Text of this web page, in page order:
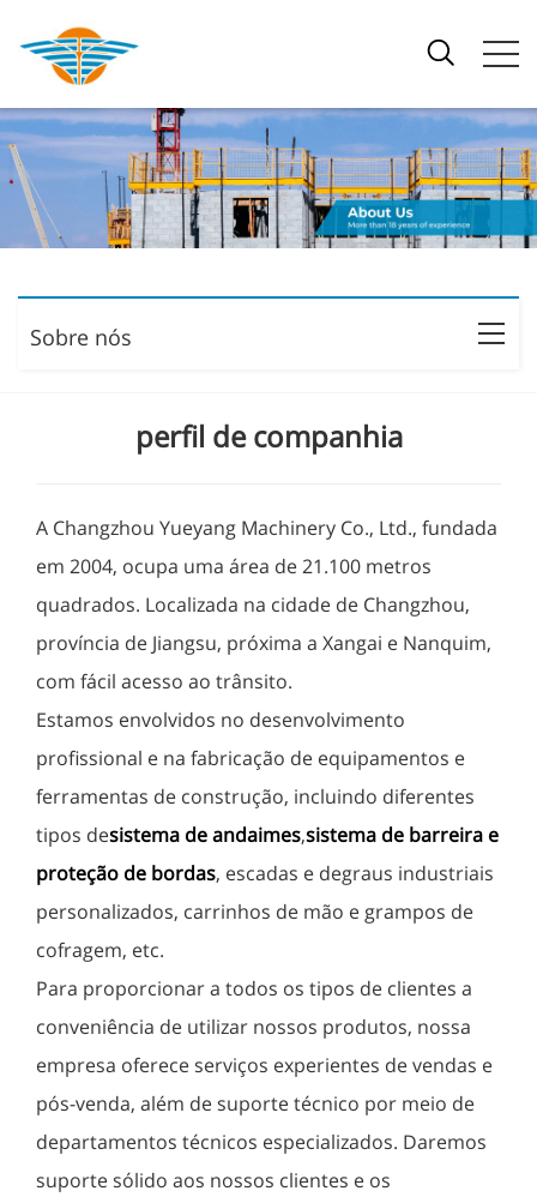
Sobre nós
perfil de companhia
A Changzhou Yueyang Machinery Co., Ltd., fundada
em 2004, ocupa uma área de 21.100 metros
quadrados. Localizada na cidade de Changzhou,
província de Jiangsu, próxima a Xangai e Nanquim,
com fácil acesso ao trânsito.
Estamos envolvidos no desenvolvimento
profissional e na fabricação de equipamentos e
ferramentas de construção, incluindo diferentes
tipos desistema de andaimes,sistema de barreira e
proteção de bordas, escadas e degraus industriais
personalizados, carrinhos de mão e grampos de
cofragem, etc.
Para proporcionar a todos os tipos de clientes a
conveniência de utilizar nossos produtos, nossa
empresa oferece serviços experientes de vendas e
pós-venda, além de suporte técnico por meio de
departamentos técnicos especializados. Daremos
suporte sólido aos nossos clientes e os